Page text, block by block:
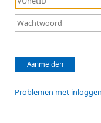
Aanmelden
Problemen met